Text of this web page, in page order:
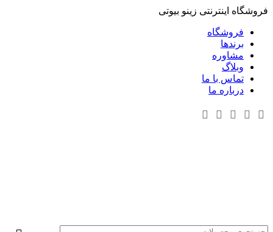
فروشگاه اینترنتی زینو بیوتی
فروشگاه
برندها
مشاوره
وبلاگ
تماس با ما
درباره ما